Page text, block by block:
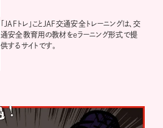
「JAFトレ」ことJAF交通安全トレーニングは、交
通安全教育用の教材をeラーニング形式で提
供するサイトです。